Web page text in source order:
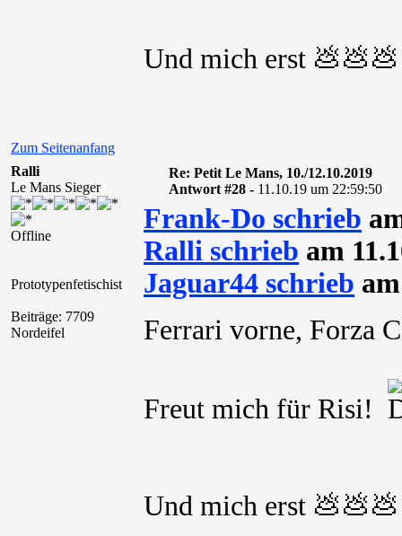
Und mich erst 💩💩💩
Zum Seitenanfang
Ralli
Le Mans Sieger
Offline
Prototypenfetischist
Beiträge: 7709
Nordeifel
Re: Petit Le Mans, 10./12.10.2019
Antwort #28 - 11.10.19 um 22:59:50
Frank-Do schrieb
Ralli schrieb am
Jaguar44 schrieb
Ferrari vorne, Forza
Freut mich für Risi!
Und mich erst 💩💩💩